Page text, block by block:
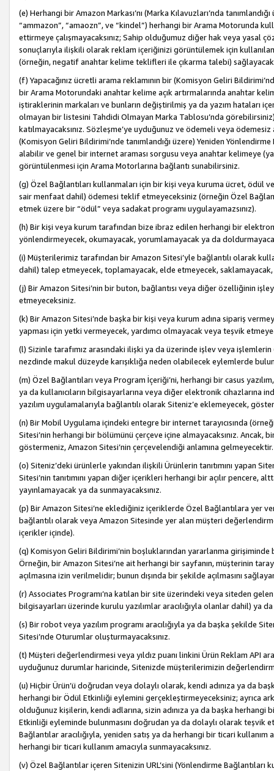
(e) Herhangi bir Amazon Markası’nı (Marka Kılavuzları’nda
“ammazon”, “amaozn”, ve “kindel”) herhangi bir Arama Motorunda
ettirmeye çalışmayacaksınız; Sahip olduğumuz diğer hak veya yasal
sonuçlarıyla ilişkili olarak reklam içeriğinizi görüntülemek için
(örneğin, negatif anahtar kelime teklifleri ile çıkarma talebi)
(f) Yapacağınız ücretli arama reklamının bir (Komisyon Geliri
bir Arama Motorundaki anahtar kelime açık artırmalarında anahtar
iştiraklerinin markaları ve bunların değiştirilmiş ya da yazım hataları
olmayan bir listesini Tahdidi Olmayan Marka Tablosu’nda
katılmayacaksınız. Sözleşme’ye uyduğunuz ve ödemeli veya
(Komisyon Geliri Bildirimi’nde tanımlandığı üzere) Yeniden
alabilir ve genel bir internet araması sorgusu veya anahtar kelimeye
görüntülenmesi için Arama Motorlarına bağlantı sunabilirsiniz.
(g) Özel Bağlantıları kullanmaları için bir kişi veya kuruma ücret, ödül
sair menfaat dahil) ödemesi teklif etmeyeceksiniz (örneğin Özel
etmek üzere bir “ödül” veya sadakat programı uygulayamazsınız).
(h) Bir kişi veya kurum tarafından bize ibraz edilen herhangi bir
yönlendirmeyecek, okumayacak, yorumlamayacak ya da
(i) Müşterilerimiz tarafından bir Amazon Sitesi’yle bağlantılı olarak
dahil) talep etmeyecek, toplamayacak, elde etmeyecek,
(j) Bir Amazon Sitesi’nin bir buton, bağlantısı veya diğer özelliğinin
etmeyeceksiniz.
(k) Bir Amazon Sitesi’nde başka bir kişi veya kurum adına sipariş
yapması için yetki vermeyecek, yardımcı olmayacak veya teşvik
(l) Sizinle tarafımız arasındaki ilişki ya da üzerinde işlev veya
nezdinde makul düzeyde karışıklığa neden olabilecek eylemlerde
(m) Özel Bağlantıları veya Program İçeriği’ni, herhangi bir casus
ya da kullanıcıların bilgisayarlarına veya diğer elektronik
yazılım uygulamalarıyla bağlantılı olarak Siteniz’e eklemeyecek,
(n) Bir Mobil Uygulama içindeki entegre bir internet tarayıcısında
Sitesi’nin herhangi bir bölümünü çerçeve içine almayacaksınız. Ancak,
göstermeniz, Amazon Sitesi’nin çerçevelendiği anlamına gelmeyecektir.
(o) Siteniz’deki ürünlerle yakından ilişkili Ürünlerin tanıtımını yapan
Sitesi’nin tanıtımını yapan diğer içerikleri herhangi bir açılır pencere,
yayınlamayacak ya da sunmayacaksınız.
(p) Bir Amazon Sitesi’ne eklediğiniz içeriklerde Özel Bağlantılara yer
bağlantılı olarak veya Amazon Sitesinde yer alan müşteri
içerikler içinde).
(q) Komisyon Geliri Bildirimi’nin boşluklarından yararlanma
Örneğin, bir Amazon Sitesi’ne ait herhangi bir sayfanın, müşterinin
açılmasına izin verilmelidir; bunun dışında bir şekilde açılmasını
(r) Associates Programı’na katılan bir site üzerindeki veya siteden
bilgisayarları üzerinde kurulu yazılımlar aracılığıyla olanlar dahil) ya
(s) Bir robot veya yazılım programı aracılığıyla ya da başka şekilde
Sitesi’nde Oturumlar oluşturmayacaksınız.
(t) Müşteri değerlendirmesi veya yıldız puanı linkini Ürün Reklam API
uyduğunuz durumlar haricinde, Sitenizde müşterilerimizin
(u) Hiçbir Ürün’ü doğrudan veya dolaylı olarak, kendi adınıza ya da
herhangi bir Ödül Etkinliği eylemini gerçekleştirmeyeceksiniz; ayrıca
olduğunuz kişilerin, kendi adlarına, sizin adınıza ya da başka herhangi
Etkinliği eyleminde bulunmasını doğrudan ya da dolaylı olarak teşvik
Bağlantılar aracılığıyla, yeniden satış ya da herhangi bir ticari
herhangi bir ticari kullanım amacıyla sunmayacaksınız.
(v) Özel Bağlantılar içeren Sitenizin URL’sini (Yönlendirme Bağlantıları